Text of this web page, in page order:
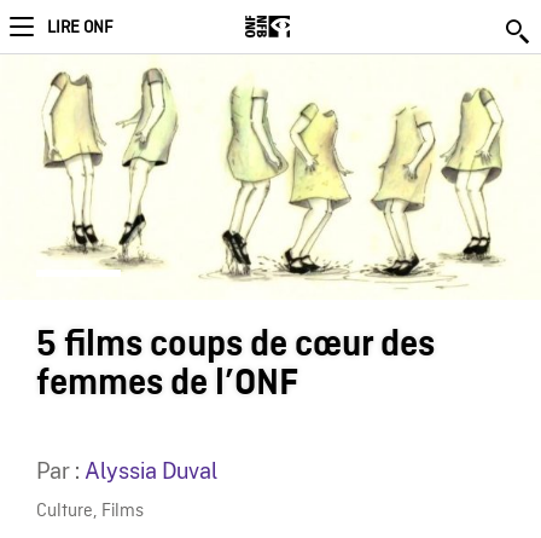
LIRE ONF
5 films coups de cœur des
femmes de l’ONF
Par : Alyssia Duval
Culture, Films